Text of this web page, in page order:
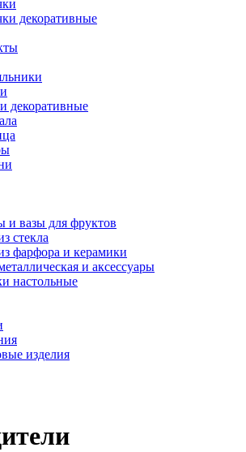
декоративные
декоративные
и вазы для фруктов
стекла
фарфора и керамики
и аксессуары
настольные
изделия